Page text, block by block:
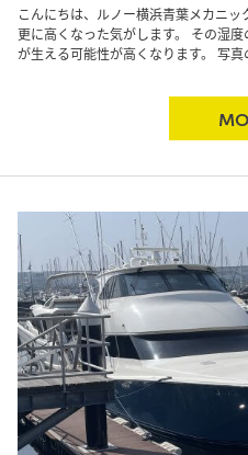
こんにちは、ルノー横浜青葉メカニ
更に高くなった気がします。 その湿
が生える可能性が高くなります。 写